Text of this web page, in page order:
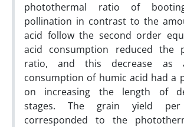
photothermal ratio of
pollination in contrast to the
acid follow the second order
acid consumption reduced the
ratio, and this decrease
consumption of humic acid had a
on increasing the length of
stages. The grain yield
corresponded to the